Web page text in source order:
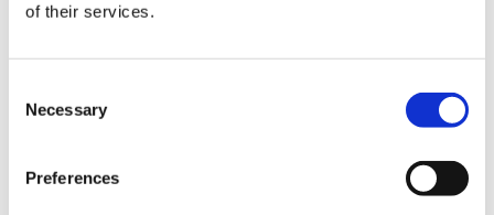
of their services.
Necessary
Preferences
結算
VISA信用卡